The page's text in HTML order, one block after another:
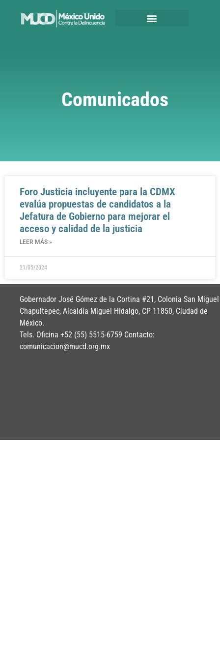
Comunicados
Foro Justicia incluyente para la CDMX
evalúa propuestas de candidatos a la
Jefatura de Gobierno para mejorar el
acceso y calidad de la justicia
LEER MÁS »
21/05/2024
Gobernador José Gómez de la Cortina #21, Colonia San Miguel
Chapultepec, Alcaldía Miguel Hidalgo, CP 11850, Ciudad de
México.
Tels. Oficina +52 (55) 5515-6759 Contacto:
comunicacion@mucd.org.mx